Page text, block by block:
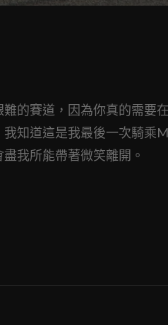
的賽道，因為你真的需要
知道這是我最後一次騎乘
我所能帶著微笑離開。